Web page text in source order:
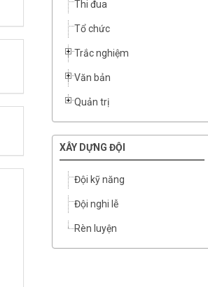
Thi đua
Tổ chức
Trắc nghiệm
Văn bản
Quản trị
XÂY DỰNG ĐỘI
Đội kỹ năng
Đội nghi lễ
Rèn luyện